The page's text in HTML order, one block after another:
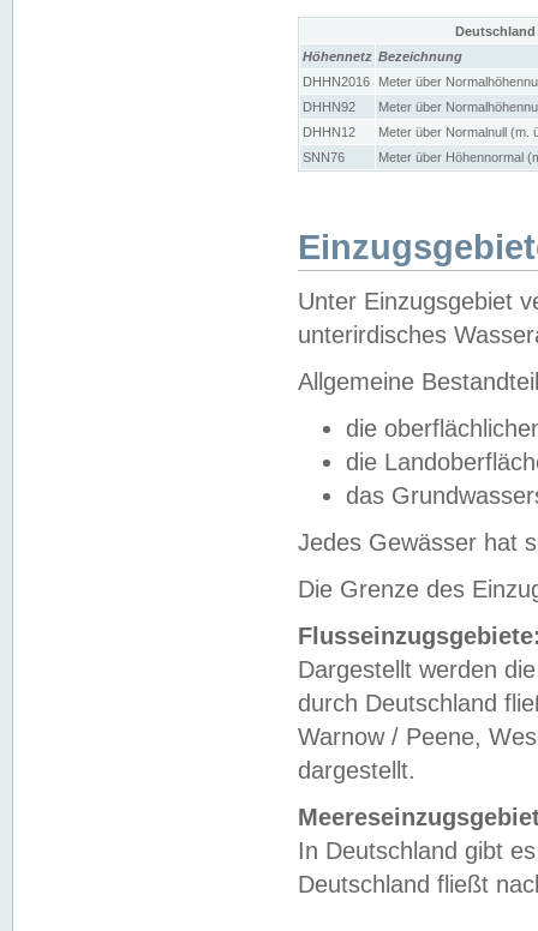
Höhennetz Bezeichnung
DHHN2016
Meter über
DHHN92
Meter über
DHHN12
Meter über Normalnull (m.
SNN76
Meter über Höhennormal
Unter Einzugsgebiet
unterirdisches
Allgemeine
die
die
das
Jedes Gewässer hat
Die Grenze des
Dargestellt werden
durch Deutschland
Warnow / Peene,
dargestellt.
In Deutschland gibt
Deutschland fließt